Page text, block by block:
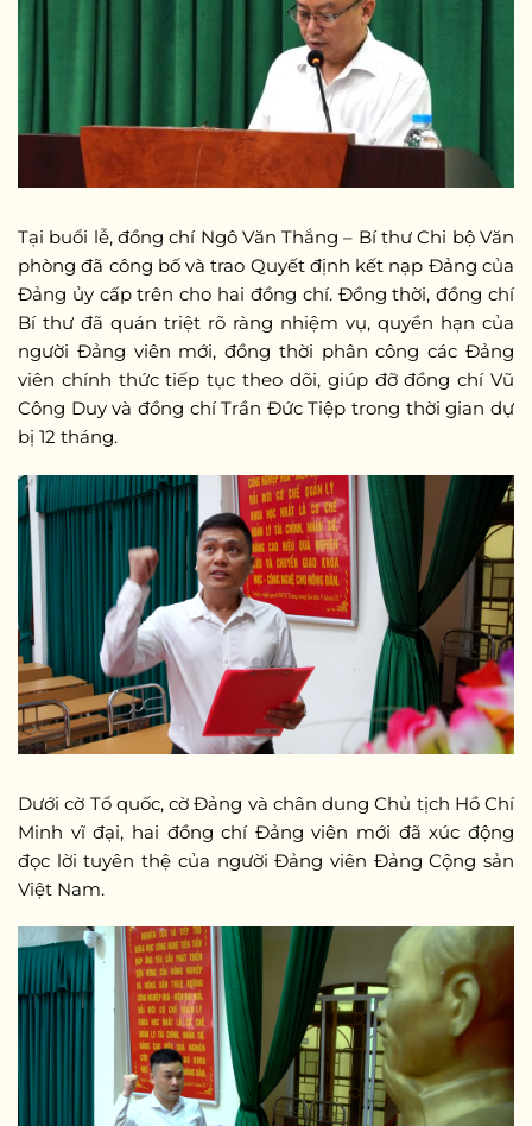
Tại buổi lễ, đồng chí Ngô Văn Thắng – Bí thư Chi bộ Văn
phòng đã công bố và trao Quyết định kết nạp Đảng của
Đảng ủy cấp trên cho hai đồng chí. Đồng thời, đồng chí
Bí thư đã quán triệt rõ ràng nhiệm vụ, quyền hạn của
người Đảng viên mới, đồng thời phân công các Đảng
viên chính thức tiếp tục theo dõi, giúp đỡ đồng chí Vũ
Công Duy và đồng chí Trần Đức Tiệp trong thời gian dự
bị 12 tháng.
Dưới cờ Tổ quốc, cờ Đảng và chân dung Chủ tịch Hồ Chí
Minh vĩ đại, hai đồng chí Đảng viên mới đã xúc động
đọc lời tuyên thệ của người Đảng viên Đảng Cộng sản
Việt Nam.